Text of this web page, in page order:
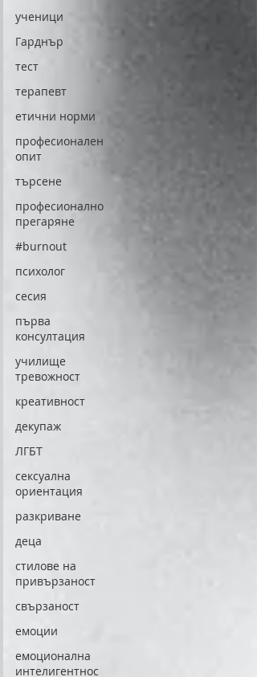
ученици
Гарднър
тест
терапевт
етични норми
професионален
опит
търсене
професионално
прегаряне
#burnout
психолог
сесия
първа
консултация
училище
тревожност
креативност
декупаж
ЛГБТ
сексуална
ориентация
разкриване
деца
стилове на
привързаност
свързаност
емоции
емоционална
интелигентнос